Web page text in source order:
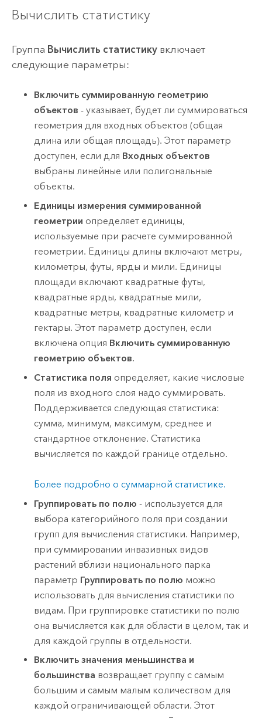
Вычислить статистику
Группа Вычислить статистикувключает
следующие параметры:
Включить суммированную геометрию
объектов - указывает, будет ли суммироваться
геометрия для входных объектов (общая
длина или общая площадь). Этот параметр
доступен, если для Входных объектов
выбраны линейные или полигональные
объекты.
Единицы измерения суммированной
геометрии определяет единицы,
используемые при расчете суммированной
геометрии. Единицы длины включают метры,
километры, футы, ярды и мили. Единицы
площади включают квадратные футы,
квадратные ярды, квадратные мили,
квадратные метры, квадратные километр и
гектары. Этот параметр доступен, если
включена опция Включить суммированную
геометрию объектов.
Статистика поля определяет, какие числовые
поля из входного слоя надо суммировать.
Поддерживается следующая статистика:
сумма, минимум, максимум, среднее и
стандартное отклонение. Статистика
вычисляется по каждой границе отдельно.
Более подробно о суммарной статистике.
Группировать по полю - используется для
выбора категорийного поля при создании
групп для вычисления статистики. Например,
при суммировании инвазивных видов
растений вблизи национального парка
параметр Группировать по полю можно
использовать для вычисления статистики по
видам. При группировке статистики по полю
она вычисляется как для области в целом, так и
для каждой группы в отдельности.
Включить значения меньшинства и
большинства возвращает группу с самым
большим и самым малым количеством для
каждой ограничивающей области. Этот